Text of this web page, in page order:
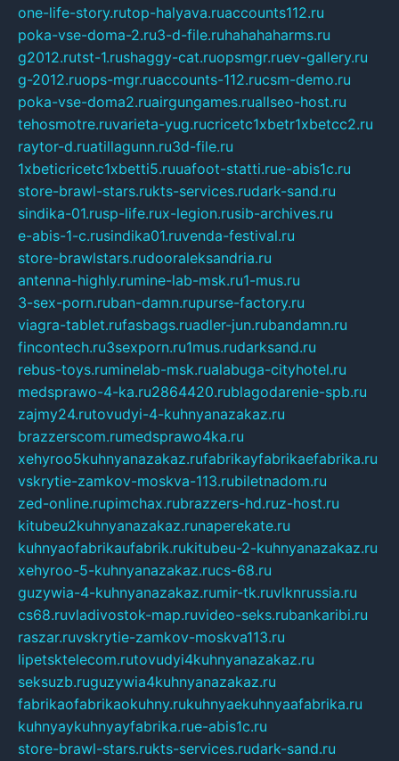
one-life-story.rutop-halyava.ruaccounts112.ru
poka-vse-doma-2.ru3-d-file.ruhahahaharms.ru
g2012.rutst-1.rushaggy-cat.ruopsmgr.ruev-gallery.ru
g-2012.ruops-mgr.ruaccounts-112.rucsm-demo.ru
poka-vse-doma2.ruairgungames.ruallseo-host.ru
tehosmotre.ruvarieta-yug.rucricetc1xbetr1xbetcc2.ru
raytor-d.ruatillagunn.ru3d-file.ru
1xbeticricetc1xbetti5.ruuafoot-statti.rue-abis1c.ru
store-brawl-stars.rukts-services.rudark-sand.ru
sindika-01.rusp-life.rux-legion.rusib-archives.ru
e-abis-1-c.rusindika01.ruvenda-festival.ru
store-brawlstars.rudooraleksandria.ru
antenna-highly.rumine-lab-msk.ru1-mus.ru
3-sex-porn.ruban-damn.rupurse-factory.ru
viagra-tablet.rufasbags.ruadler-jun.rubandamn.ru
fincontech.ru3sexporn.ru1mus.rudarksand.ru
rebus-toys.ruminelab-msk.rualabuga-cityhotel.ru
medsprawo-4-ka.ru2864420.rublagodarenie-spb.ru
zajmy24.rutovudyi-4-kuhnyanazakaz.ru
brazzerscom.rumedsprawo4ka.ru
xehyroo5kuhnyanazakaz.rufabrikayfabrikaefabrika.ru
vskrytie-zamkov-moskva-113.rubiletnadom.ru
zed-online.rupimchax.rubrazzers-hd.ruz-host.ru
kitubeu2kuhnyanazakaz.runaperekate.ru
kuhnyaofabrikaufabrik.rukitubeu-2-kuhnyanazakaz.ru
xehyroo-5-kuhnyanazakaz.rucs-68.ru
guzywia-4-kuhnyanazakaz.rumir-tk.ruvlknrussia.ru
cs68.ruvladivostok-map.ruvideo-seks.rubankaribi.ru
raszar.ruvskrytie-zamkov-moskva113.ru
lipetsktelecom.rutovudyi4kuhnyanazakaz.ru
seksuzb.ruguzywia4kuhnyanazakaz.ru
fabrikaofabrikaokuhny.rukuhnyaekuhnyaafabrika.ru
kuhnyaykuhnyayfabrika.rue-abis1c.ru
store-brawl-stars.rukts-services.rudark-sand.ru